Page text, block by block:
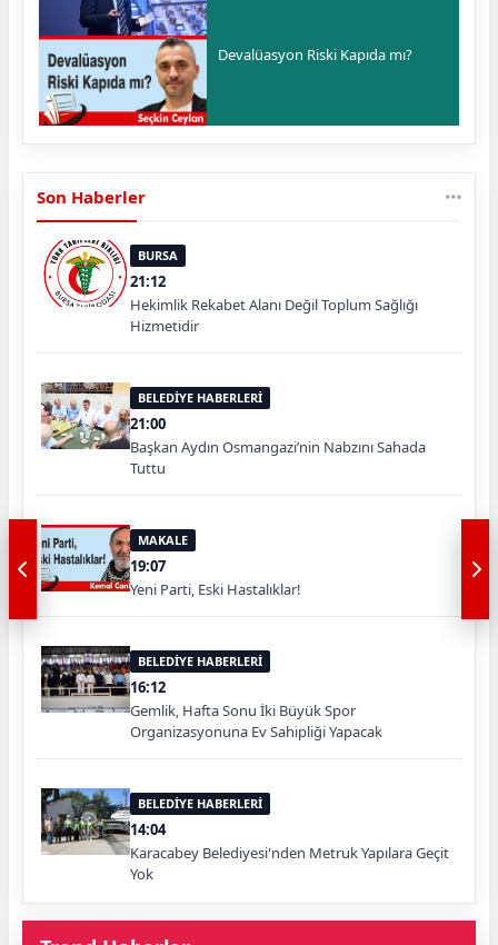
Devalüasyon Riski Kapıda mı?
Son Haberler
BURSA
21:12
Hekimlik Rekabet Alanı Değil Toplum Sağlığı
Hizmetidir
BELEDİYE HABERLERİ
21:00
Başkan Aydın Osmangazi’nin Nabzını Sahada
Tuttu
MAKALE
19:07
Yeni Parti, Eski Hastalıklar!
BELEDİYE HABERLERİ
16:12
Gemlik, Hafta Sonu İki Büyük Spor
Organizasyonuna Ev Sahipliği Yapacak
BELEDİYE HABERLERİ
14:04
Karacabey Belediyesi'nden Metruk Yapılara Geçit
Yok